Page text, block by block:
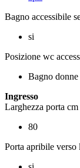
Bagno accessibile
si
Posizione wc
Bagno donne
Ingresso
Larghezza porta cm
80
Porta apribile verso